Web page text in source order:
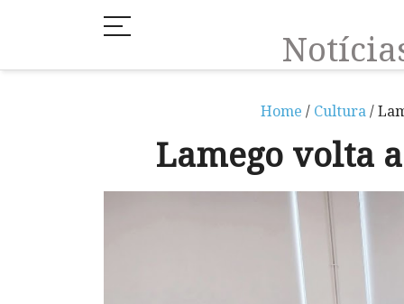
Home / Cultura/
Lamego volta